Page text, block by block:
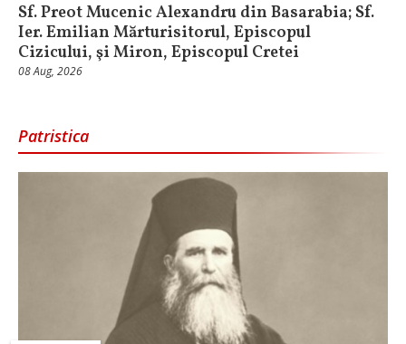
Sf. Preot Mucenic Alexandru din Basarabia; Sf.
Ier. Emilian Mărturisitorul, Episcopul
Cizicului, şi Miron, Episcopul Cretei
08 Aug, 2026
Patristica